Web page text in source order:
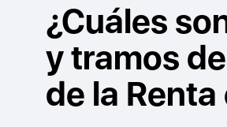
¿Cuáles
y tramos
de la